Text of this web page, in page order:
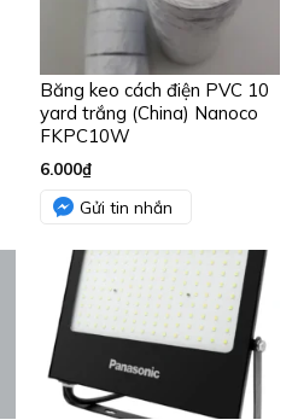
Băng keo cách điện PVC 10
yard trắng (China) Nanoco
FKPC10W
6.000₫
Gửi tin nhắn